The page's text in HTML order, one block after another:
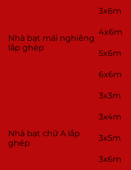
Nhà bạt mái nghiêng
lắp ghép
3x6m
4x6m
5x6m
6x6m
Nhà bạt chữ A lắp
ghép
3x3m
3x4m
3x5m
3x6m